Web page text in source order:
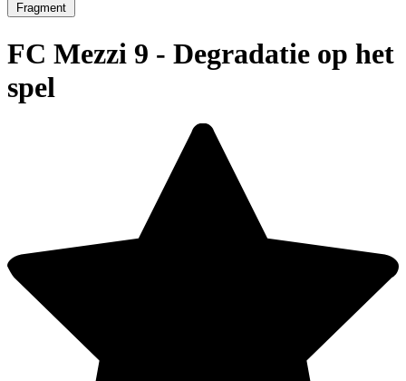
Fragment
FC Mezzi 9 - Degradatie op het
spel